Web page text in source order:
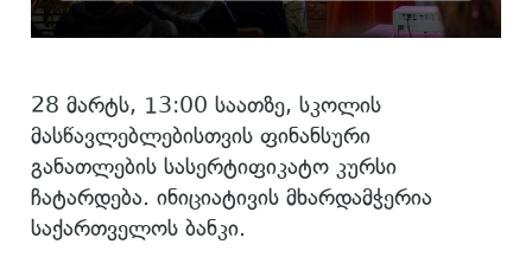
28 მარტს, 13:00 საათზე, სკოლის
მასწავლებლებისთვის ფინანსური
განათლების სასერტიფიკატო კურსი
ჩატარდება. ინიციატივის მხარდამჭერია
საქართველოს ბანკი.